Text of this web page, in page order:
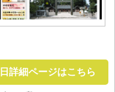
詳細ページはこちら